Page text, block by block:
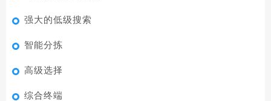
强大的低级搜索
智能分拣
高级选择
综合终端